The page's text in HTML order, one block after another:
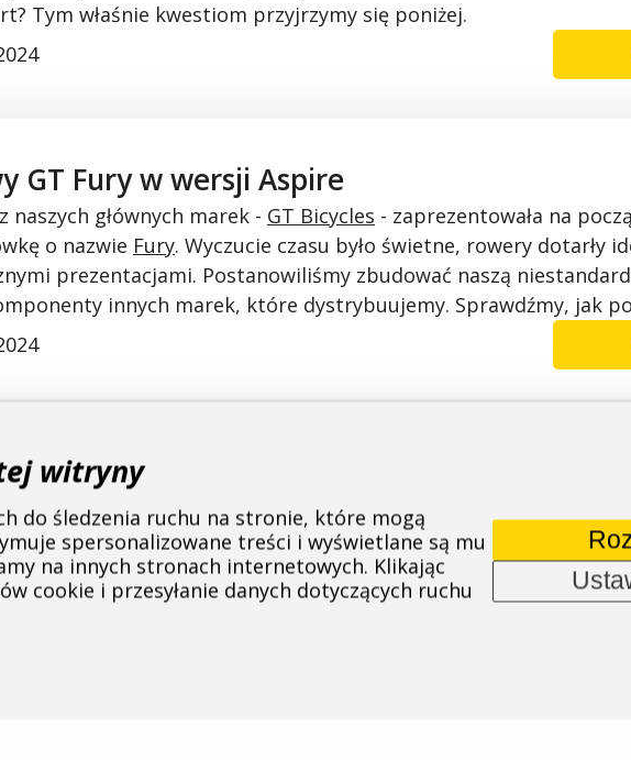
? Tym właśnie kwestiom przyjrzymy się poniżej.
GT Fury w wersji Aspire
z naszych głównych marek - GT Bicycles - zaprezentowała na
o nazwie Fury. Wyczucie czasu było świetne, rowery dotarły
prezentacjami. Postanowiliśmy zbudować naszą
innych marek, które dystrybuujemy. Sprawdźmy, jak
rower gravelowy
rowerów szutrowych staje się coraz
sięnaniej skupiają. W tym artykule przybliżymy Wam rowery
których postaramy się przybliżyć Wam różnorodnośćoferty
witryny
do śledzenia ruchu na stronie, które mogą
spersonalizowane treści i wyświetlane są mu
na innych stronach internetowych. Klikając
cookie i przesyłanie danych dotyczących ruchu